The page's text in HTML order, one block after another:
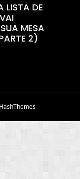
LISTA DE
MESA
2)